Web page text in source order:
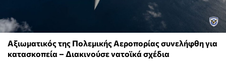
Αξιωματικός της Πολεμικής Αεροπορίας συνελήφθη για
κατασκοπεία – Διακινούσε νατοϊκά σχέδια